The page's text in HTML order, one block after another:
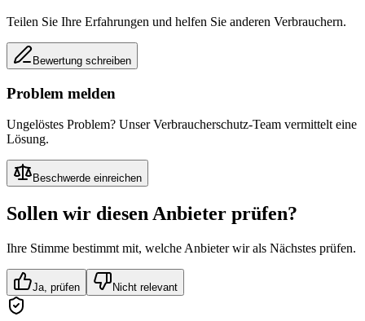
Teilen Sie Ihre Erfahrungen und helfen Sie anderen Verbrauchern.
Bewertung schreiben
Problem melden
Ungelöstes Problem? Unser Verbraucherschutz-Team vermittelt eine
Lösung.
Beschwerde einreichen
Sollen wir diesen Anbieter prüfen?
Ihre Stimme bestimmt mit, welche Anbieter wir als Nächstes prüfen.
Ja, prüfen Nicht relevant